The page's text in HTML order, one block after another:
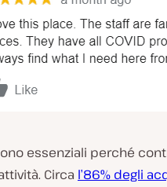
essenziali perché
Circa l’86% degli